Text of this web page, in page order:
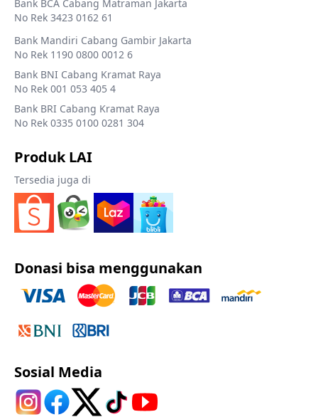
Bank BCA Cabang Matraman Jakarta
No Rek 3423 0162 61
Bank Mandiri Cabang Gambir Jakarta
No Rek 1190 0800 0012 6
Bank BNI Cabang Kramat Raya
No Rek 001 053 405 4
Bank BRI Cabang Kramat Raya
No Rek 0335 0100 0281 304
Produk LAI
Tersedia juga di
Donasi bisa menggunakan
Sosial Media